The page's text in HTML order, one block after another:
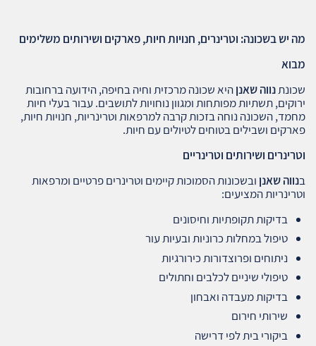
מה יש בשכונה: וטרינרים, חנויות חיות, פארקים ושירותים משלימים
מבוא
שכונתנווה שאנןהיא שכונה מרכזית וחיה בחיפה, הידועה ברחובות
ירוקים, תשתיות מפותחות ומגוון נוחויות לתושבים. עבור בעלי חיות
מחמד, השכונה נוחה בזכות קרבה למרפאות וטרינריות, חנויות חיות,
פארקים ושבילים בטוחים לטיולים עם חיות.
וטרינרים ושירותים וטרינריים
בנווה שאנן ובשכונות הסמוכות קיימים וטרינרים פרטיים ומרפאות
וטרינריות המציעים:
בדיקות תקופתיות וחיסונים
טיפול במחלות כרוניות ובעיות עור
ניתוחים ופרוצדורות כירורגיות
טיפולי שיניים לכלבים וחתולים
בדיקות מעבדה ואבחון
שירותי חירום
ביקורי בית לפי דרישה